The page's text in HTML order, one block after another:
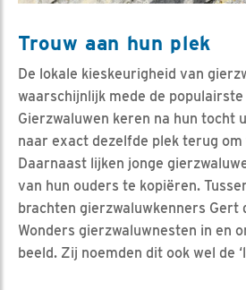
Trouw aan hun plek
De lokale kieskeurigheid van
waarschijnlijk mede de
Gierzwaluwen keren na hun tocht
naar exact dezelfde plek terug
Daarnaast lijken jonge
van hun ouders te kopiëren.
brachten gierzwaluwkenners Gert
Wonders gierzwaluwnesten in en
beeld. Zij noemden dit ook wel de